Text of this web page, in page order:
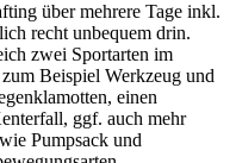
über mehrere Tage inkl.
recht unbequem drin.
zwei Sportarten im
Beispiel Werkzeug und
einen
ggf. auch mehr
Pumpsack und